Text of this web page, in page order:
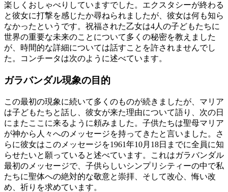
楽しくおしゃべりしていますでした。エクスタシーが終わる
と彼女に打撃を感じたか尋ねられましたが、彼女は何も知ら
なかったというです。祝福された乙女は4人の子どもたちに
世界の重要な未来のことについて多くの秘密を教えました
が、時間的な詳細については話すことを許されませんでし
た。コンチータは次のように述べています。
ガラバンダル現象の目的
この最初の現象に続いて多くのものが続きましたが、マリア
は子どもたちと話し、彼女が来た理由について語り、次の日
にまたここに来るように頼みました。子供たちは聖母マリア
が神から人々へのメッセージを持ってきたと言いました。さ
らに彼女はこのメッセージを1961年10月18日までに全員に知
らせたいと願っていると述べています。これはガラバンダル
最初のメッセージで、子供らしいシンプリシティーの中で私
たちに聖体への絶対的な敬意と崇拝、そして改心、悔い改
め、祈りを求めています。